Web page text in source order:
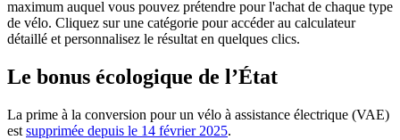
maximum auquel vous pouvez prétendre pour l'achat de chaque type
de vélo. Cliquez sur une catégorie pour accéder au calculateur
détaillé et personnalisez le résultat en quelques clics.
Le bonus écologique de l’État
La prime à la conversion pour un vélo à assistance électrique (VAE)
est supprimée depuis le 14 février 2025.